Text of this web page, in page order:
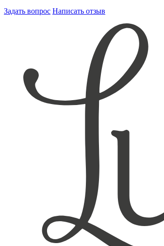
Задать вопрос Написать отзыв